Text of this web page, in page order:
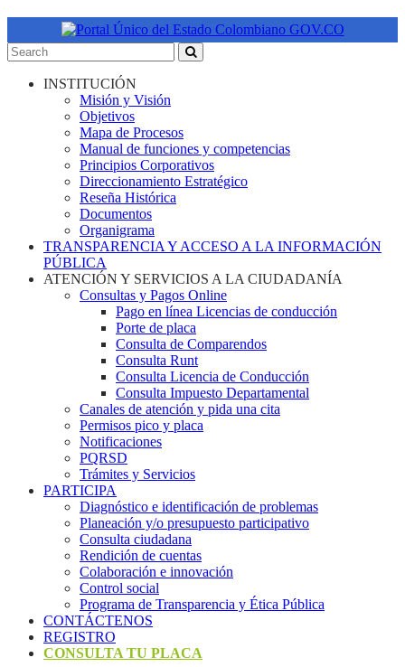
INSTITUCIÓN
Misión y Visión
Objetivos
Mapa de Procesos
Manual de funciones y competencias
Principios Corporativos
Direccionamiento Estratégico
Reseña Histórica
Documentos
Organigrama
TRANSPARENCIA Y ACCESO A LA INFORMACIÓN
PÚBLICA
ATENCIÓN Y SERVICIOS A LA CIUDADANÍA
Consultas y Pagos Online
Pago en línea Licencias de conducción
Porte de placa
Consulta de Comparendos
Consulta Runt
Consulta Licencia de Conducción
Consulta Impuesto Departamental
Canales de atención y pida una cita
Permisos pico y placa
Notificaciones
PQRSD
Trámites y Servicios
PARTICIPA
Diagnóstico e identificación de problemas
Planeación y/o presupuesto participativo​
Consulta ciudadana
Rendición de cuentas
Colaboración e innovación
Control social
Programa de Transparencia y Ética Pública
CONTÁCTENOS
REGISTRO
CONSULTA TU PLACA